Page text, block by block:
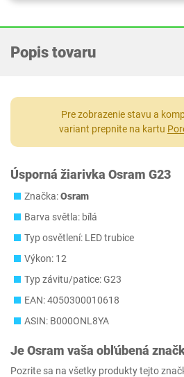
Popis tovaru
Pre zobrazenie stavu a
variant prepnite na kartu
Úsporná žiarivka Osram G23
Značka:Osram
Barva světla: bílá
Typ osvětlení: LED trubice
Výkon: 12
Typ závitu/patice: G23
EAN: 4050300010618
ASIN: B000ONL8YA
JeOsram vaša obľúbená
Pozrite sa na všetky produkty tejto